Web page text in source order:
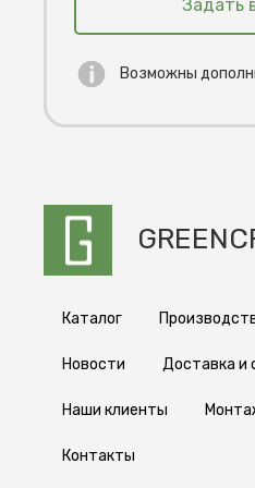
Смотреть весь каталог
Время изготовления
Способы получения
Доставка по России и
готов, вы сможете
производство и
любом удобном для
обеспечим быструю
Задать
Возможны
Каталог
Новости Доставка и
Наши клиенты
Контакты